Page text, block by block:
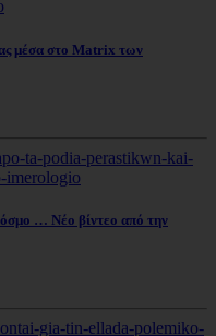
μέσα στο Matrix των
… Νέο βίντεο από την